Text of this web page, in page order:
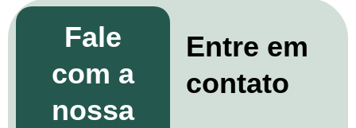
Fale
com a
nossa
Entre em
contato